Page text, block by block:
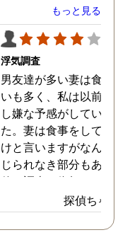
ましたが、真実を知るこ
ができて良かったです。
もっと見る
浮気調査
男友達が多い妻は食事の
いも多く、私は以前から
し嫌な予感がしていまし
た。妻は食事をしている
けと言いますがなんとも
じられなき部分もあり、
偵に調査を依頼しました
妻は定期的に男友達と食
に出かけているため、調
日は簡単に決めることが
探偵ちゃん